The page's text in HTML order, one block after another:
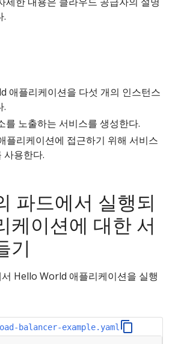
.
애플리케이션을 다섯 개의 인스턴스
.
를 노출하는 서비스를 생성한다.
플리케이션에 접근하기 위해 서비스
사용한다.
파드에서 실행되
케이션에 대한 서
기
Hello World 애플리케이션을 실행
balancer-example.yaml